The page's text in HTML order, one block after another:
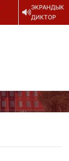
ЭКРАНДЫК
ДИКТОР